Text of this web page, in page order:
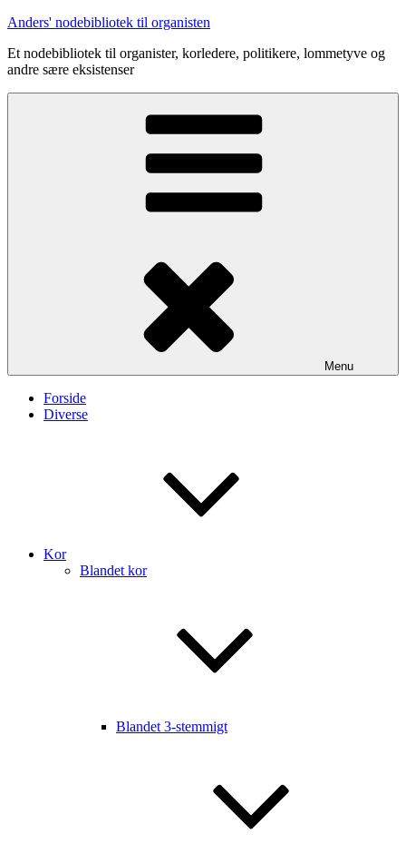
Videre
indhold
Anders' nodebibliotek til organisten
Et nodebibliotek til organister, korledere, politikere, lommetyve og
andre sære eksistenser
Menu
Forside
Diverse
Kor
Blandet kor
Blandet 3-stemmigt